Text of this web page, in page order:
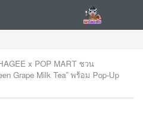
x POP MART ชวน
Grape Milk Tea” พร้อม Pop-Up